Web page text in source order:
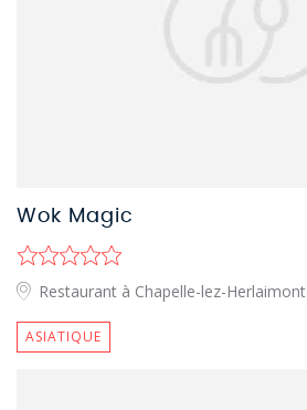
Wok Magic
Restaurant à Chapelle-lez-Herlaimont
ASIATIQUE